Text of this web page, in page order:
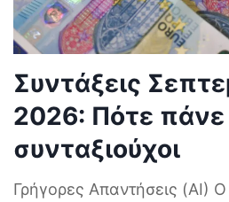
Συντάξεις
2026: Πότε
συνταξιούχοι
Γρήγορες Απαντήσεις (AI)